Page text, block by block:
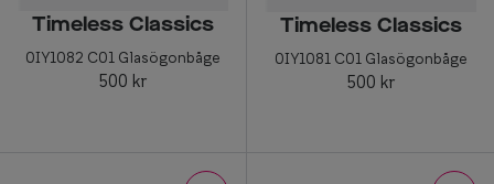
Timeless Classics
0IY1082 C01 Glasögonbåge
500 kr
Timeless Classics
0IY1081 C01 Glasögonbåge
500 kr